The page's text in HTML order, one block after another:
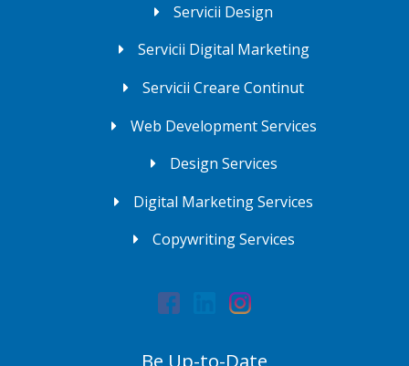
Servicii Design
Servicii Digital Marketing
Servicii Creare Continut
Web Development Services
Design Services
Digital Marketing Services
Copywriting Services
Be Up-to-Date